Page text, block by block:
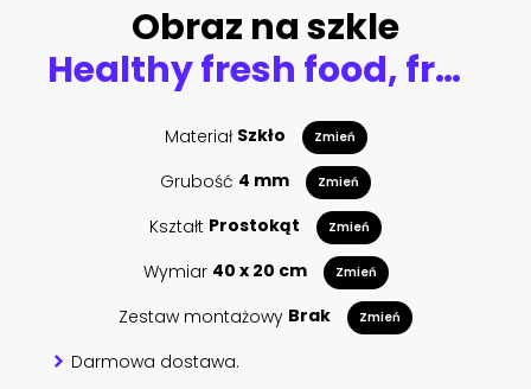
Obraz na szkle
Healthy fresh food, fruit and veggies in wooden box on farm
Materiał Szkło Zmień
Grubość 4 mm Zmień
Kształt Prostokąt Zmień
Wymiar 40 x 20 cm Zmień
Zestaw montażowy Brak Zmień
Darmowa dostawa.